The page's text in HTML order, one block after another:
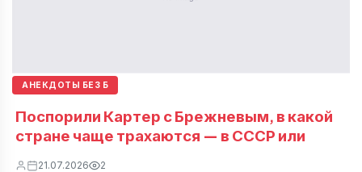
АНЕКДОТЫ БЕЗ Б
Поспорили Картер с Брежневым, в какой
стране чаще трахаются — в СССР или
21.07.2026 2